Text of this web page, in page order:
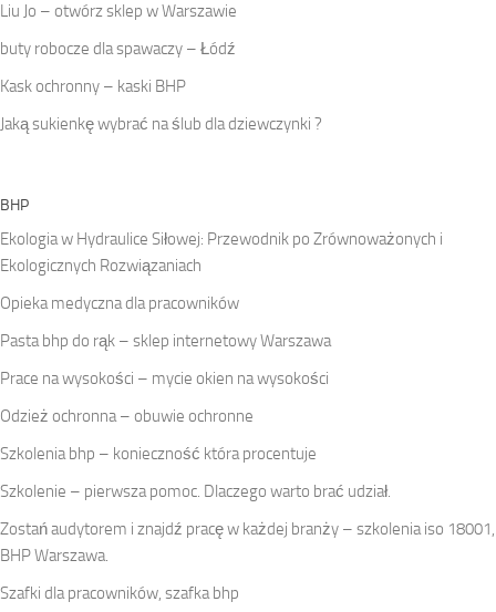
Liu Jo – otwórz sklep w Warszawie
buty robocze dla spawaczy – Łódź
Kask ochronny – kaski BHP
Jaką sukienkę wybrać na ślub dla dziewczynki ?
BHP
Ekologia w Hydraulice Siłowej: Przewodnik po Zrównoważonych i
Ekologicznych Rozwiązaniach
Opieka medyczna dla pracowników
Pasta bhp do rąk – sklep internetowy Warszawa
Prace na wysokości – mycie okien na wysokości
Odzież ochronna – obuwie ochronne
Szkolenia bhp – konieczność która procentuje
Szkolenie – pierwsza pomoc. Dlaczego warto brać udział.
Zostań audytorem i znajdź pracę w każdej branży – szkolenia iso 18001,
BHP Warszawa.
Szafki dla pracowników, szafka bhp